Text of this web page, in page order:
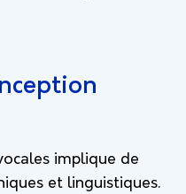
implique de
et linguistiques.